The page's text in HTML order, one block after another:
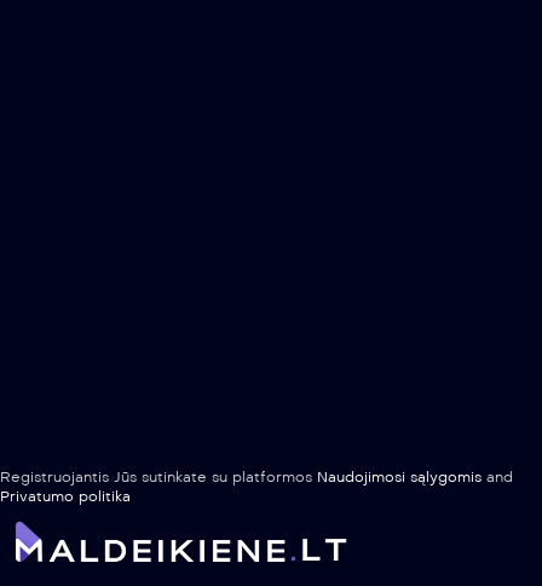
Registruojantis Jūs sutinkate su platformos Naudojimosi sąlygomis and
Privatumo politika